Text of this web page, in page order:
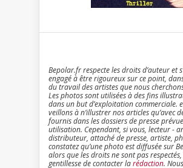
Bepolar.fr respecte les droits d’auteur et
engagé à être rigoureux sur ce point,
du travail des artistes que nous
Les photos sont utilisées à des fins
dans un but d’exploitation commerciale.
veillons à n’illustrer nos articles qu’avec
fournis dans les dossiers de presse
utilisation. Cependant, si vous, lecteur -
distributeur, attaché de presse, artiste,
constatez qu’une photo est diffusée sur
alors que les droits ne sont pas
gentillesse de contacter larédaction.